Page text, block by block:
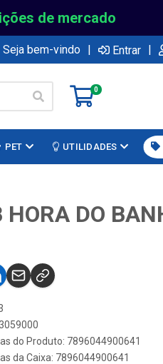
de mercado
Seja bem-vindo | Entrar |
0
PET UTILIDADES
HORA DO
do Produto: 7896044900641
da Caixa: 7896044900641